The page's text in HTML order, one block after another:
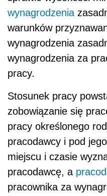
wynagrodzenia
warunków
wynagrodzenia
wynagrodzenia za
pracy.
Stosunek pracy
zobowiązanie się
pracy określonego
pracodawcy i pod
miejscu i czasie
pracodawcę, a
pracownika za